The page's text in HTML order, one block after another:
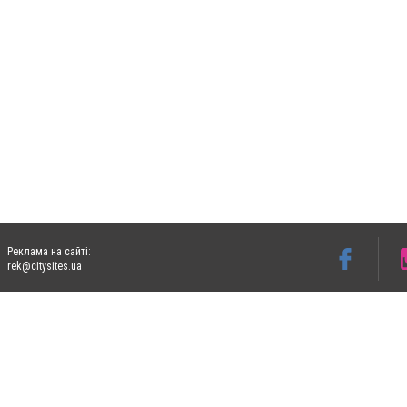
Реклама на сайті:
rek@citysites.ua